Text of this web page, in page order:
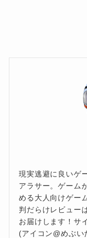
現実逃避に良いゲ
アラサー。ゲーム
める大人向けゲー
判だらけレビュー
お届けします！サ
(アイコン@めぶい